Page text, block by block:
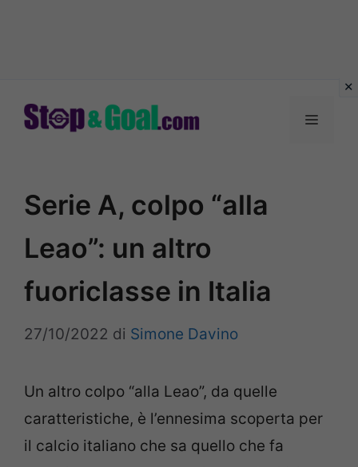
Menu
Serie A, colpo “alla
Leao”: un altro
fuoriclasse in Italia
27/10/2022 di Simone Davino
Un altro colpo “alla Leao”, da quelle
caratteristiche, è l’ennesima scoperta per
il calcio italiano che sa quello che fa